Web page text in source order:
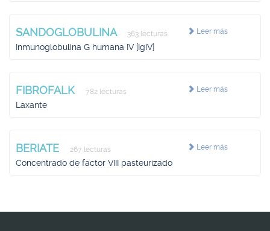
Leer más
SANDOGLOBULINA 363 lecturas
Inmunoglobulina G humana IV [IgIV]
Leer más
FIBROFALK 782 lecturas
Laxante
Leer más
BERIATE 267 lecturas
Concentrado de factor VIII pasteurizado